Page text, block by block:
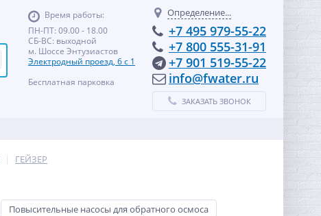
Время работы:
ПН-ПТ: 09.00 - 18.00
СБ-ВС: выходной
м. Шоссе Энтузиастов
Электродный проезд, 6 с 1
Бесплатная парковка
Определение...
+7 495 979-55-22
+7 800 555-31-91
+7 901 519-55-22
info@fwater.ru
ЗАКАЗАТЬ ЗВОНОК
ГЕЙЗЕР
Повысительные насосы для обратного осмоса